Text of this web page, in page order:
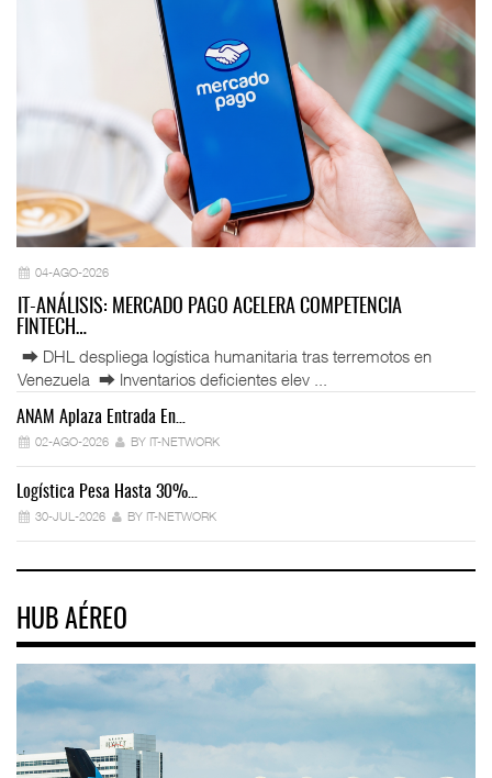
04-AGO-2026
IT-ANÁLISIS: MERCADO PAGO ACELERA COMPETENCIA
FINTECH…
⮕ DHL despliega logística humanitaria tras terremotos en
Venezuela ⮕ Inventarios deficientes elev ...
ANAM Aplaza Entrada En…
02-AGO-2026 BY IT-NETWORK
Logística Pesa Hasta 30%…
30-JUL-2026 BY IT-NETWORK
HUB AÉREO